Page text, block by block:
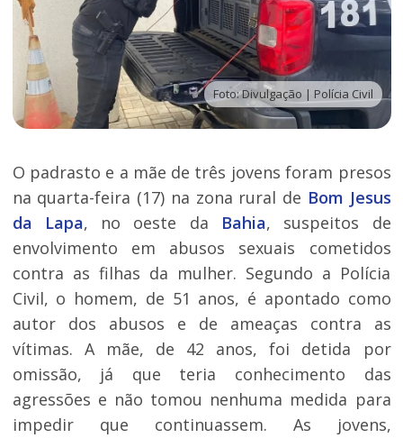
Foto: Divulgação | Polícia Civil
O padrasto e a mãe de três jovens foram presos
na quarta-feira (17) na zona rural de Bom Jesus
da Lapa, no oeste da Bahia, suspeitos de
envolvimento em abusos sexuais cometidos
contra as filhas da mulher. Segundo a Polícia
Civil, o homem, de 51 anos, é apontado como
autor dos abusos e de ameaças contra as
vítimas. A mãe, de 42 anos, foi detida por
omissão, já que teria conhecimento das
agressões e não tomou nenhuma medida para
impedir que continuassem. As jovens,